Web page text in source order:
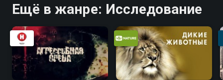
Ещё в жанре: Исследование